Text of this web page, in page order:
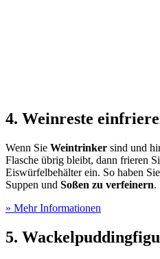
4. Weinreste
Wenn Sie Weintrinker sind und
Flasche übrig bleibt, dann frieren
Eiswürfelbehälter ein. So haben
Suppen und Soßen zu verfeinern.
» Mehr Informationen
5.